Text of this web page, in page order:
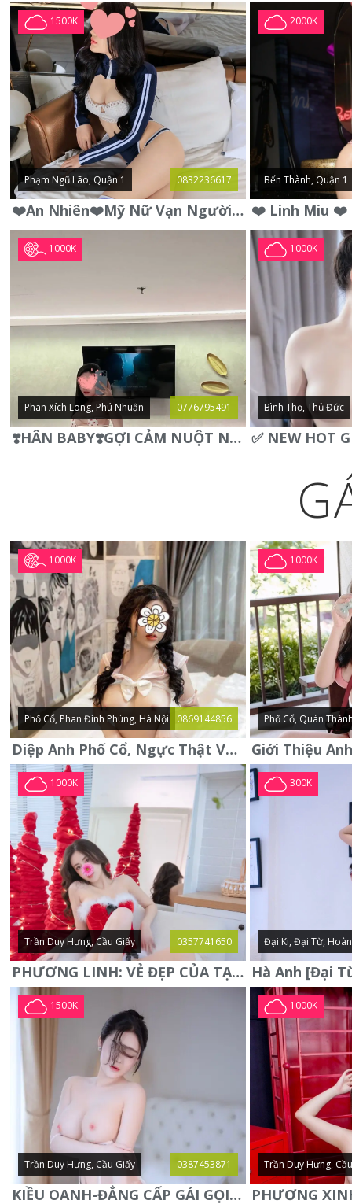
1500K
Phạm Ngũ Lão, Quận 1 0832236617
❤️An Nhiên❤️Mỹ Nữ Vạn Người Mê,Da Trắng, Mặt Xynh, Đẹp Từng
2000K
Bến Thành, Quận 1
1000K
Phan Xích Long, Phú Nhuận 0776795491
❣️HÂN BABY❣️GỢI CẢM NUỘT NÀ DÁNG SON XINH XINH QUYẾN RŨ
1000K
Bình Thọ, Thủ Đức
1000K
Phố Cổ, Phan Đình Phùng, Hà Nội 0869144856
Diệp Anh Phố Cổ, Ngực Thật Vú To Thơm Tho Quyến Rũ
1000K
Phố Cổ, Quán
1000K
Trần Duy Hưng, Cầu Giấy 0357741650
PHƯƠNG LINH: VẺ ĐẸP CỦA TẠO HÓA, XINH ĐẸP, SEXY, QUYỄN RŨ
300K
Đại Ki, Đại Từ,
1500K
Trần Duy Hưng, Cầu Giấy 0387453871
KIỀU OANH-ĐẲNG CẤP GÁI GỌI XINH SANG-NGOAN NGOÃN
1000K
Trần Duy Hưng,